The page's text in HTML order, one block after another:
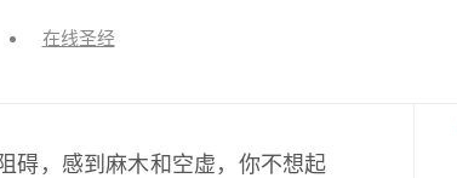
在线圣经
，也许是失业或工作上未得晋
碍，感到麻木和空虚，你不想起